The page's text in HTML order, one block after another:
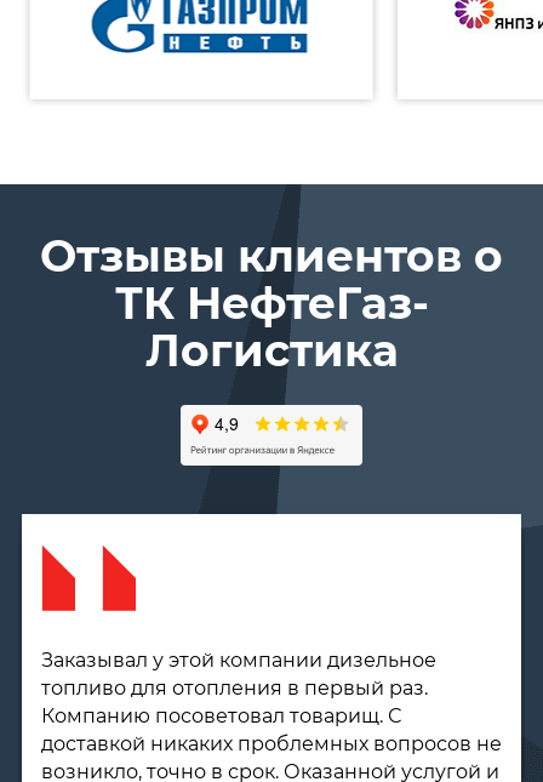
Отзывы клиентов о
ТК Нефте­Газ­
Логистика
Заказывал у этой компании дизельное
топливо для отопления в первый раз.
Компанию посоветовал товарищ. С
доставкой никаких проблемных вопросов не
возникло, точно в срок. Оказанной услугой и